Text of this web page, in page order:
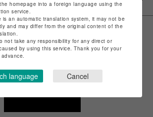
homepage into a foreign language using the
service.
is an automatic translation system, it may not be
and may differ from the original content of the
not take any responsibility for any direct or
by using this service. Thank you for your
language Cancel